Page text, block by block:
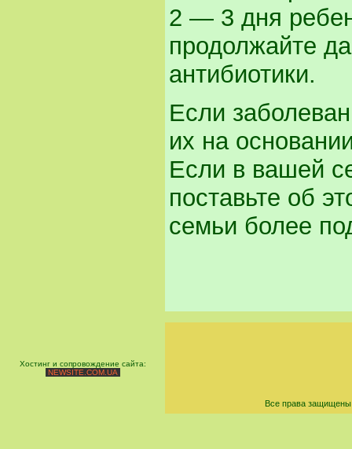
2 — 3 дня
продолжайте
антибиотики.
Если
их на
Если в вашей
поставьте об
семьи более
Хостинг и сопровождение сайта:
NEWSITE.COM.UA
Все права